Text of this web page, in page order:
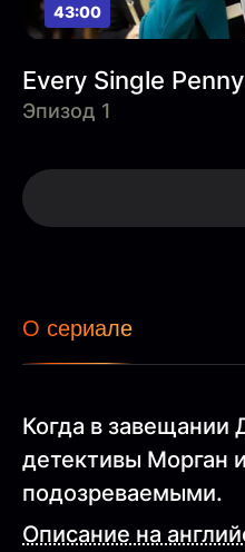
43:00
Every Single Penny
Эпизод 1
О сериале
Когда в завещании
детективы Морган
подозреваемыми.
Описание на